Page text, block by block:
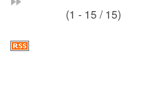
(1 - 15 / 15)